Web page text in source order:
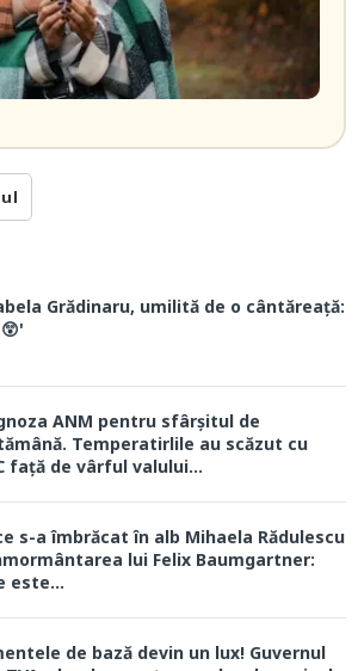
Grădinaru, umilită de o cântăreață:
ANM pentru sfârșitul de
Temperatirlile au scăzut cu
față de vârful valului...
s-a îmbrăcat în alb Mihaela Rădulescu
lui Felix Baumgartner:
este...
de bază devin un lux! Guvernul